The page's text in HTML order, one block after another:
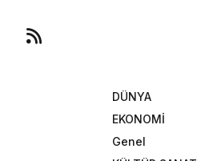
DÜNYA
EKONOMİ
Genel